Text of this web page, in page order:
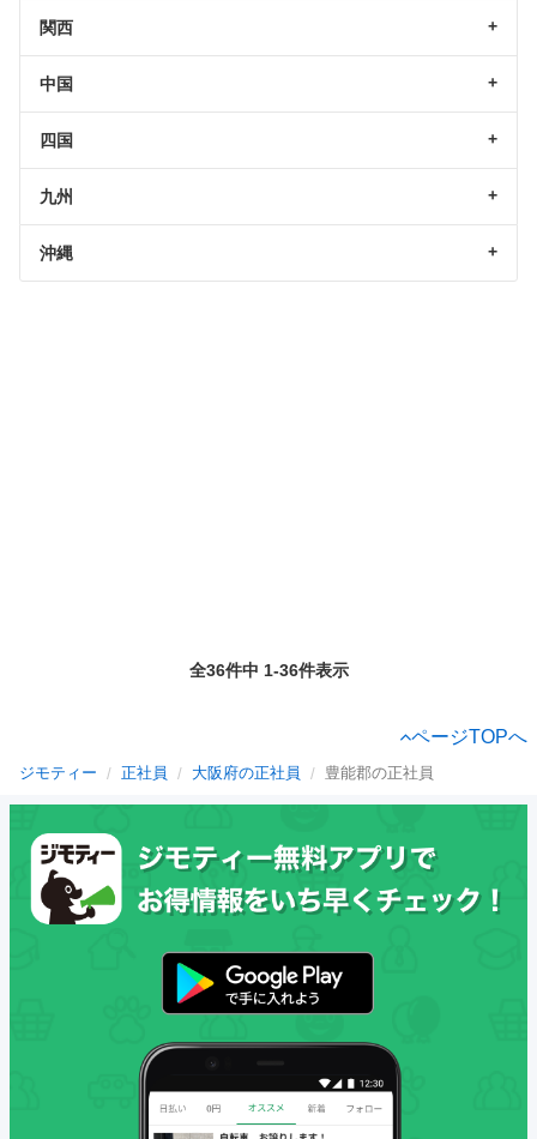
関西
中国
四国
九州
沖縄
全36件中 1-36件表示
ページTOPへ
ジモティー 正社員 大阪府の正社員 豊能郡の正社員